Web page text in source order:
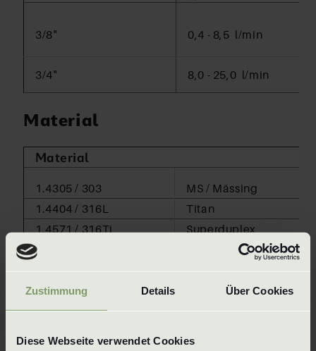
Zustimmung Details Über Cookies
Diese Webseite verwendet Cookies
3/8" 0,4 - 8,5 l/min
3/4" 8,0 - 25,0 l/min
Material
Material
1.4305 / 303
MS / Mässing
1.4404 / 316L
Titan
1.4571 / 316Ti
Superduplex
1.4841 / 314